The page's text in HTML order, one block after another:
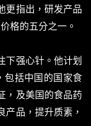
更指出，研发产品
格的五分之一。
下强心针。他计划
包括中国的国家食
，及美国的食品药
品，提升质素，